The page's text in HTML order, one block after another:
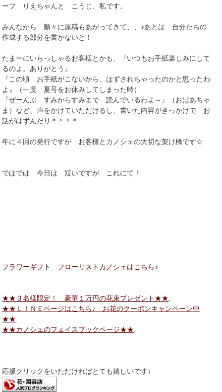
ーフ りえちゃんと こうじ、私です。
みんなから 順々に原稿もあがってきて、、♪あとは 自分たちの
作成する部分を書かないと！
たまーにいらっしゃるお客様とかも、『いつもお手紙楽しみにして
るのよ。ありがとう』
『この頃 お手紙がこないから、はずされちゃったのかと思ったわ
よ』（一度 夏号をお休みしてしまった時）
『ぜーんぶ すみからすみまで 読んでいるわよ～』（おばあちゃ
ま）など、声をかけていただけるし、書いた内容がきっかけで お
話がはずんだり＊＾＾＊
年に４回の発行ですが お客様とカノシェの大切な架け橋です☆
ではでは 今日は 短いですが これにて！
フラワーギフト フローリストカノシェはこちら♪
★★３名様限定！ 豪華１万円の花束プレゼント★★
★★ＬＩＮＥページはこちら♪ お花のクーポンキャンペーン中
★★
★★カノシェのフェイスブックページ★★
応援クリックをいただければとても嬉しいです↓